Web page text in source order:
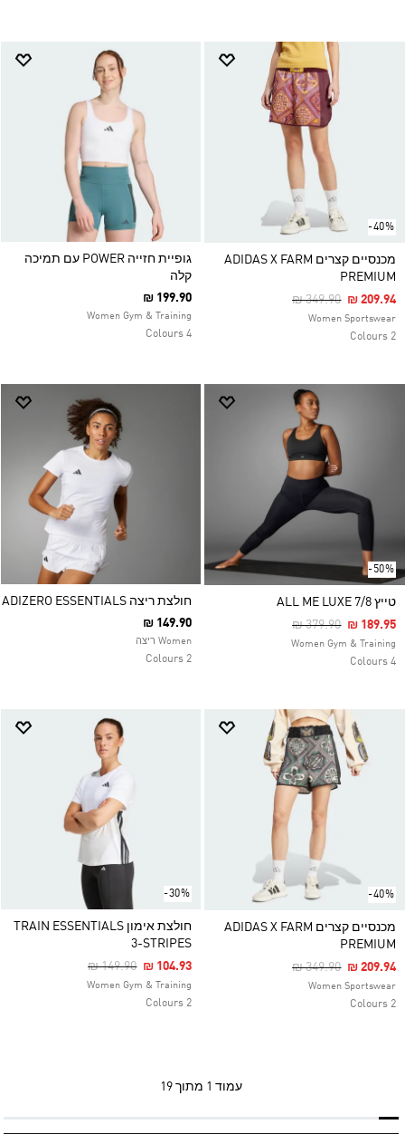
-40%
מכנסיים קצרים ADIDAS X FARM
PREMIUM
Price Reduced From
₪ 349.90To₪ 209.94
Women Sportswear
2 Colours
גופיית חזייה POWER עם תמיכה
קלה
₪ 199.90
Women Gym & Training
4 Colours
-50%
טייץ 7/8 ALL ME LUXE
Price Reduced From
₪ 379.90To₪ 189.95
Women Gym & Training
4 Colours
חולצת ריצה ADIZERO ESSENTIALS
₪ 149.90
Women ריצה
2 Colours
-40%
מכנסיים קצרים ADIDAS X FARM
PREMIUM
Price Reduced From
₪ 349.90To₪ 209.94
Women Sportswear
2 Colours
-30%
חולצת אימון TRAIN ESSENTIALS
3-STRIPES
Price Reduced From
₪ 149.90To₪ 104.93
Women Gym & Training
2 Colours
עמוד 1 מתוך 19